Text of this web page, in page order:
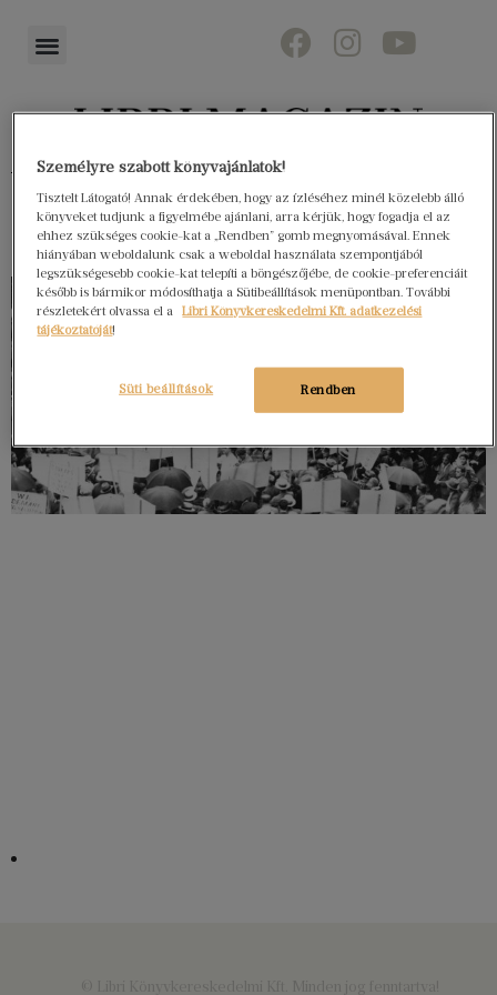
Könyvektől az olvasókig
Személyre szabott könyvajánlatok!
Tisztelt Látogató! Annak érdekében, hogy az ízléséhez minél közelebb álló
könyveket tudjunk a figyelmébe ajánlani, arra kérjük, hogy fogadja el az
ehhez szükséges cookie-kat a „Rendben” gomb megnyomásával. Ennek
hiányában weboldalunk csak a weboldal használata szempontjából
legszükségesebb cookie-kat telepíti a böngészőjébe, de cookie-preferenciáit
később is bármikor módosíthatja a Sütibeállítások menüpontban. További
részletekért olvassa el a
Libri Könyvkereskedelmi Kft. adatkezelési
tájékoztatóját!
Rendben
Süti beállítások